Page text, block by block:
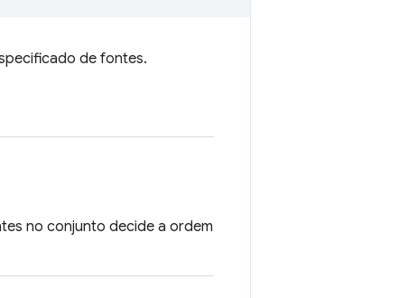
de fontes.
no conjunto decide a ordem